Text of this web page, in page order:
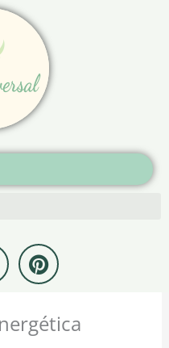
P
i
n
t
e